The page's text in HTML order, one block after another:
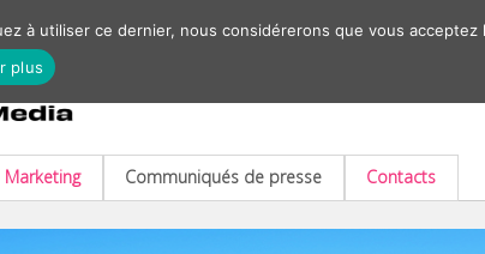
Marketing Communiqués de presse Contacts
à utiliser ce dernier, nous considérerons que vous acceptez
plus